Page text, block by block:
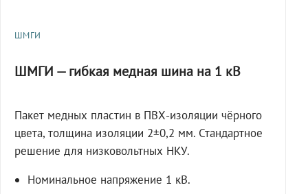
ШМГИ
ШМГИ — гибкая медная шина на 1 кВ
Пакет медных пластин в ПВХ-изоляции чёрного
цвета, толщина изоляции 2±0,2 мм. Стандартное
решение для низковольтных НКУ.
Номинальное напряжение 1 кВ.